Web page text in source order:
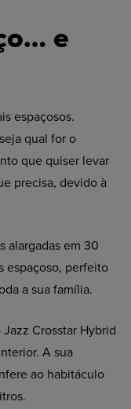
e
espaçosos.
qual for o
que quiser levar
precisa, devido à
alargadas em 30
espaçoso, perfeito
a sua família.
Crosstar Hybrid
A sua
ao habitáculo